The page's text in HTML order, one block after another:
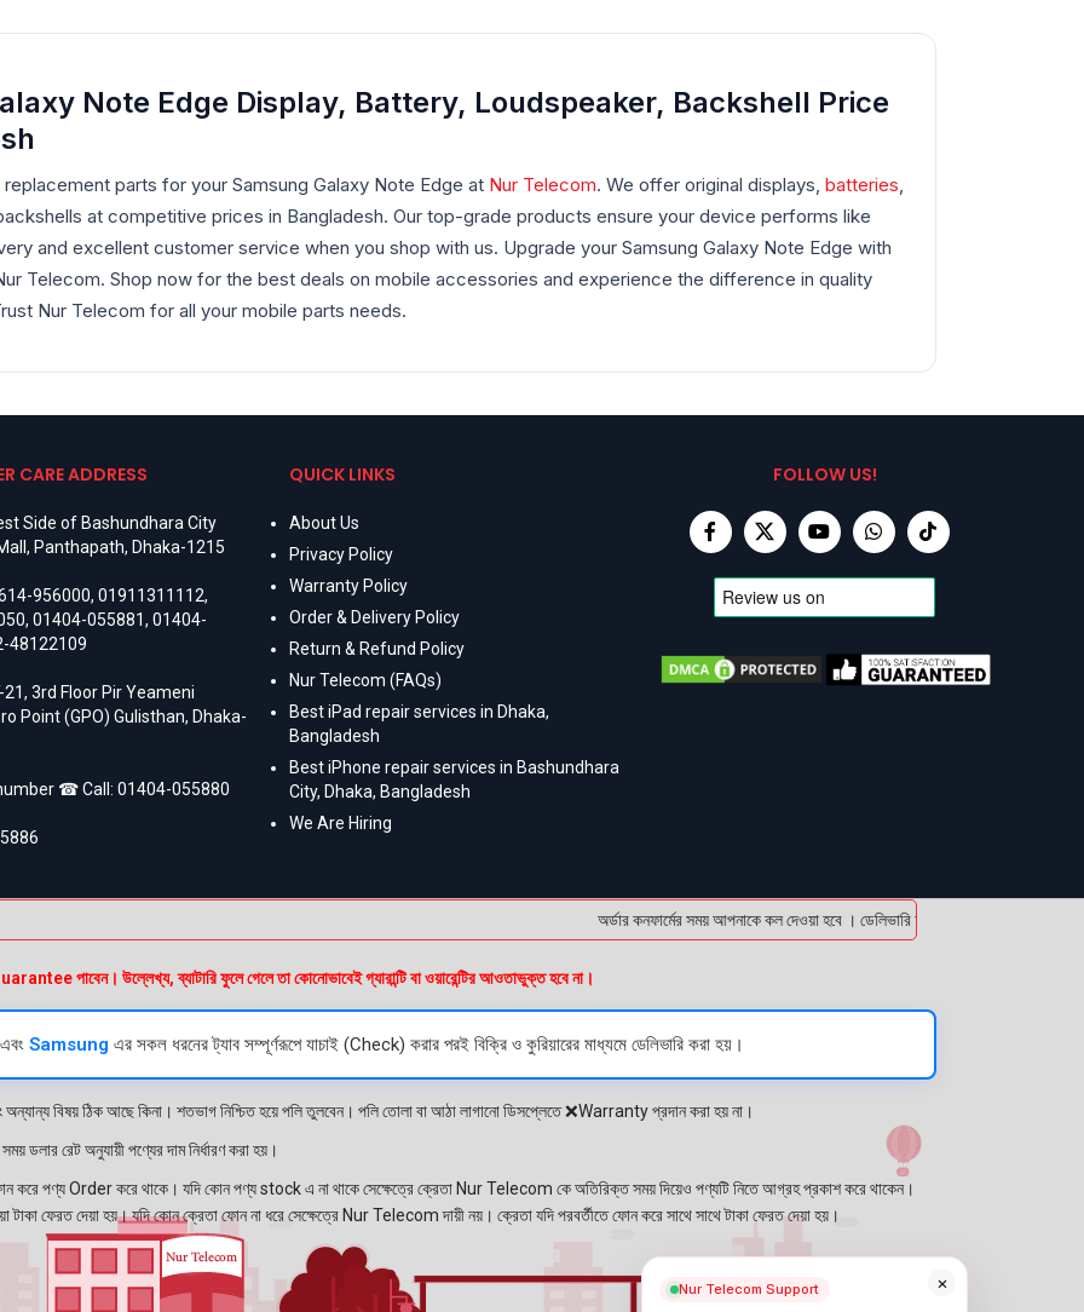
Note Edge Display, Battery, Loudspeaker, Backshell Price
parts for your Samsung Galaxy Note Edge at Nur Telecom. We offer original displays, batteries,
at competitive prices in Bangladesh. Our top-grade products ensure your device performs like
and excellent customer service when you shop with us. Upgrade your Samsung Galaxy Note Edge with
Telecom. Shop now for the best deals on mobile accessories and experience the difference in quality
Nur Telecom for all your mobile parts needs.
CARE ADDRESS
Side of Bashundhara City
Panthapath, Dhaka-1215
956000,01911311112,
,01404-055881,01404-
48122109
21, 3rd Floor Pir Yeameni
Point (GPO) Gulisthan, Dhaka-
☎ Call:01404-055880
QUICK LINKS
About Us
Privacy Policy
Warranty Policy
Order & Delivery Policy
Return & Refund Policy
Nur Telecom (FAQs)
Best iPad repair services in Dhaka,
Bangladesh
Best iPhone repair services in Bashundhara
City, Dhaka, Bangladesh
We Are Hiring
FOLLOW US!
অর্ডার কনফার্মের সময় আপনাকে কল দেওয়া হবে । ডেলিভারি চার্জটা অগ্রিম (bKash/
পাবেন। উল্লেখ্য, ব্যাটারি ফুলে গেলে তা কোনোভাবেই গ্যারান্টি বা ওয়ারেন্টির আওতাভুক্ত হবে না।
Samsung এর সকল ধরনের ট্যাব সম্পূর্ণরূপে যাচাই (Check) করার পরই বিক্রি ও কুরিয়ারের মাধ্যমে ডেলিভারি করা হয়।
বিষয় ঠিক আছে কিনা। শতভাগ নিশ্চিত হয়ে পলি তুলবেন। পলি তোলা বা আঠা লাগানো ডিসপ্লেতে ❌Warranty প্রদান করা হয় না।
ডলার রেট অনুযায়ী পণ্যের দাম নির্ধারণ করা হয়।
পণ্য Order করে থাকে। যদি কোন পণ্য stock এ না থাকে সেক্ষেত্রে ক্রেতা Nur Telecom কে অতিরিক্ত সময় দিয়েও পণ্যটি নিতে আগ্রহ প্রকাশ করে থাকেন।
টাকা ফেরত দেয়া হয়। যদি কোন ক্রেতা ফোন না ধরে সেক্ষেত্রে Nur Telecom দায়ী নয়। ক্রেতা যদি পরবর্তীতে ফোন করে সাথে সাথে টাকা ফেরত দেয়া হয়।
×
Nur Telecom Support